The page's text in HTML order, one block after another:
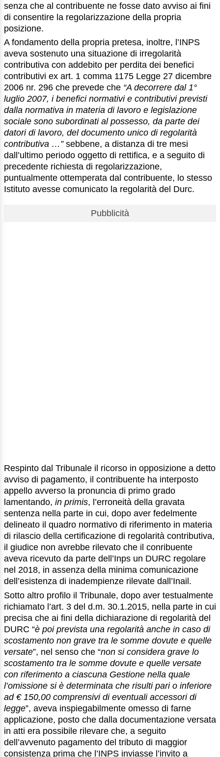
senza che al contribuente ne fosse dato avviso ai fini
di consentire la regolarizzazione della propria
posizione.
A fondamento della propria pretesa, inoltre, l’INPS
aveva sostenuto una situazione di irregolarità
contributiva con addebito per perdita dei benefici
contributivi ex art. 1 comma 1175 Legge 27 dicembre
2006 nr. 296 che prevede che “A decorrere dal 1°
luglio 2007, i benefici normativi e contributivi previsti
dalla normativa in materia di lavoro e legislazione
sociale sono subordinati al possesso, da parte dei
datori di lavoro, del documento unico di regolarità
contributiva …”sebbene, a distanza di tre mesi
dall’ultimo periodo oggetto di rettifica, e a seguito di
precedente richiesta di regolarizzazione,
puntualmente ottemperata dal contribuente, lo stesso
Istituto avesse comunicato la regolarità del Durc.
Pubblicità
Respinto dal Tribunale il ricorso in opposizione a detto
avviso di pagamento, il contribuente ha interposto
appello avverso la pronuncia di primo grado
lamentando, in primis, l’erroneità della gravata
sentenza nella parte in cui, dopo aver fedelmente
delineato il quadro normativo di riferimento in materia
di rilascio della certificazione di regolarità contributiva,
il giudice non avrebbe rilevato che il conribuente
aveva ricevuto da parte dell’Inps un DURC regolare
nel 2018, in assenza della minima comunicazione
dell’esistenza di inadempienze rilevate dall’Inail.
Sotto altro profilo il Tribunale, dopo aver testualmente
richiamato l’art. 3 del d.m. 30.1.2015, nella parte in cui
precisa che ai fini della dichiarazione di regolarità del
DURC “è poi prevista una regolarità anche in caso di
scostamento non grave tra le somme dovute e quelle
versate”, nel senso che “non si considera grave lo
scostamento tra le somme dovute e quelle versate
con riferimento a ciascuna Gestione nella quale
l’omissione si è determinata che risulti pari o inferiore
ad € 150,00 comprensivi di eventuali accessori di
legge”, aveva inspiegabilmente omesso di farne
applicazione, posto che dalla documentazione versata
in atti era possibile rilevare che, a seguito
dell’avvenuto pagamento del tributo di maggior
consistenza prima che l’INPS inviasse l’invito a